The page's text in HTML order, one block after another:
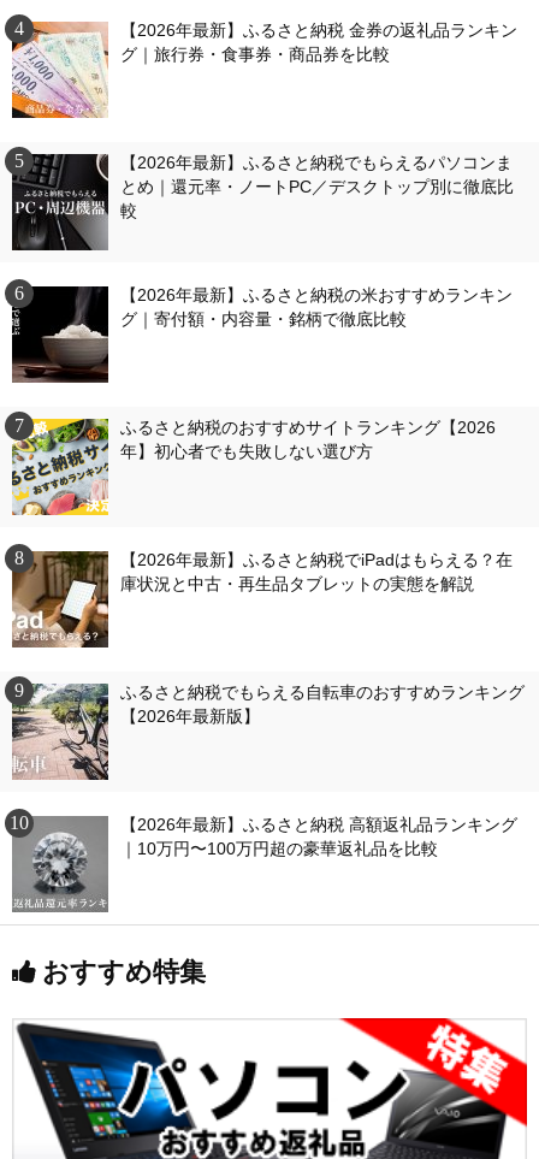
【2026年最新】ふるさと納税 金券の返礼品ランキン
グ｜旅行券・食事券・商品券を比較
【2026年最新】ふるさと納税でもらえるパソコンま
とめ｜還元率・ノートPC／デスクトップ別に徹底比
較
【2026年最新】ふるさと納税の米おすすめランキン
グ｜寄付額・内容量・銘柄で徹底比較
ふるさと納税のおすすめサイトランキング【2026
年】初心者でも失敗しない選び方
【2026年最新】ふるさと納税でiPadはもらえる？在
庫状況と中古・再生品タブレットの実態を解説
ふるさと納税でもらえる自転車のおすすめランキング
【2026年最新版】
【2026年最新】ふるさと納税 高額返礼品ランキング
｜10万円〜100万円超の豪華返礼品を比較
おすすめ特集